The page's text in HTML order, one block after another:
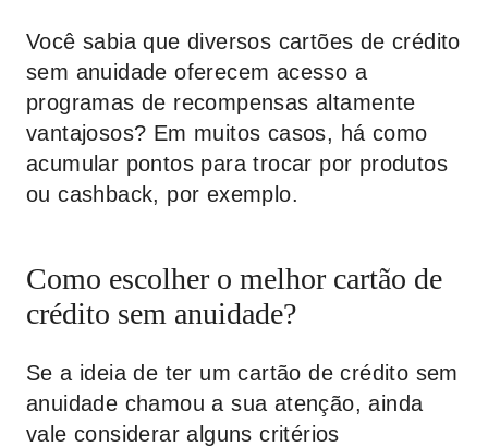
Você sabia que diversos cartões de crédito
sem anuidade oferecem acesso a
programas de recompensas altamente
vantajosos? Em muitos casos, há como
acumular pontos para trocar por produtos
ou cashback, por exemplo.
Como escolher o melhor cartão de
crédito sem anuidade?
Se a ideia de ter um cartão de crédito sem
anuidade chamou a sua atenção, ainda
vale considerar alguns critérios